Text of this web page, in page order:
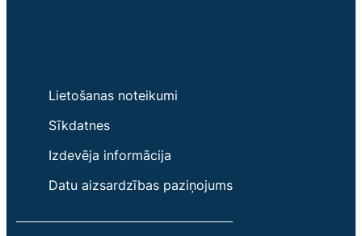
Lietošanas noteikumi
Sīkdatnes
Izdevēja informācija
Datu aizsardzības paziņojums